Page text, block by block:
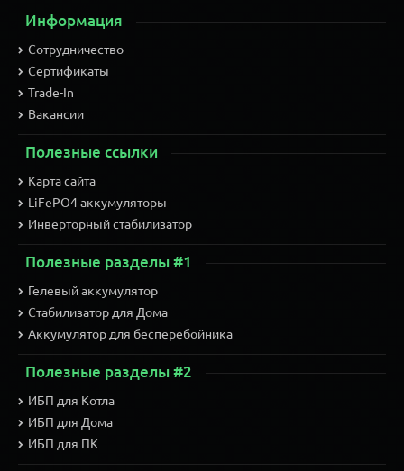
Информация
Сотрудничество
Сертификаты
Trade-In
Вакансии
Полезные ссылки
Карта сайта
LiFePO4 аккумуляторы
Инверторный стабилизатор
Полезные разделы #1
Гелевый аккумулятор
Стабилизатор для Дома
Аккумулятор для бесперебойника
Полезные разделы #2
ИБП для Котла
ИБП для Дома
ИБП для ПК